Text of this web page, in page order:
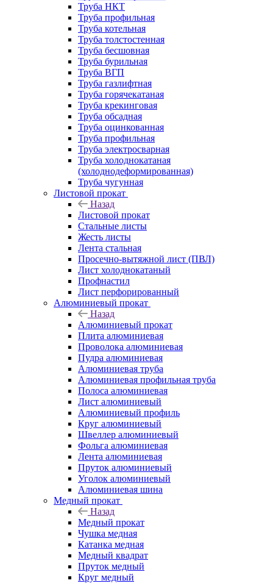
Труба НКТ
Труба профильная
Труба котельная
Труба толстостенная
Труба бесшовная
Труба бурильная
Труба ВГП
Труба газлифтная
Труба горячекатаная
Труба крекинговая
Труба обсадная
Труба оцинкованная
Труба профильная
Труба электросварная
Труба холоднокатаная
(холоднодеформированная)
Труба чугунная
Листовой прокат
Назад
Листовой прокат
Стальные листы
Жесть листы
Лента стальная
Просечно-вытяжной лист (ПВЛ)
Лист холоднокатаный
Профнастил
Лист перфорированный
Алюминиевый прокат
Назад
Алюминиевый прокат
Плита алюминиевая
Проволока алюминиевая
Пудра алюминиевая
Алюминиевая труба
Алюминиевая профильная труба
Полоса алюминиевая
Лист алюминиевый
Алюминиевый профиль
Круг алюминиевый
Швеллер алюминиевый
Фольга алюминиевая
Лента алюминиевая
Пруток алюминиевый
Уголок алюминиевый
Алюминиевая шина
Медный прокат
Назад
Медный прокат
Чушка медная
Катанка медная
Медный квадрат
Пруток медный
Круг медный